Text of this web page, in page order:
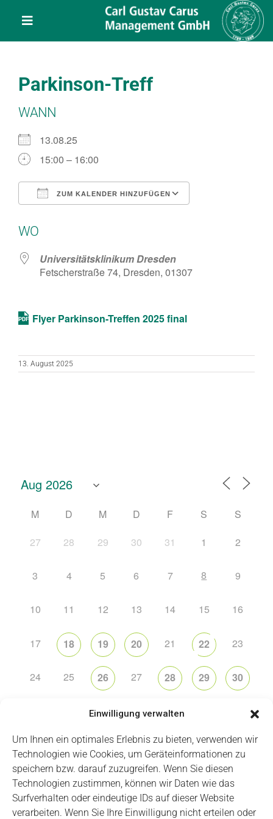
Einwilligung verwalten
Um Ihnen ein optimales Erlebnis zu bieten, verwenden wir
Technologien wie Cookies, um Geräteinformationen zu
speichern bzw. darauf zuzugreifen. Wenn Sie diesen
Technologien zustimmen, können wir Daten wie das
Surfverhalten oder eindeutige IDs auf dieser Website
verarbeiten. Wenn Sie Ihre Einwilligung nicht erteilen oder
Toggle
Navigation
Über uns
Veranstaltungen
Kontakt
Parkinson-Treff
WANN
13.08.25
15:00 – 16:00
ZUM KALENDER HINZUFÜGEN
WO
Universitätsklinikum Dresden
Fetscherstraße 74, Dresden, 01307
Flyer Parkinson-Treffen 2025 final
13. August 2025
M D M D F S
S
27
28 29 30 31 1 2
3 4 5 6 7 8 9
10 11 12 13 14 15 16
17 18 19 20 21 22 23
24 25 26 27 28 29 30
2 3 4
Impressum Datenschutz Login